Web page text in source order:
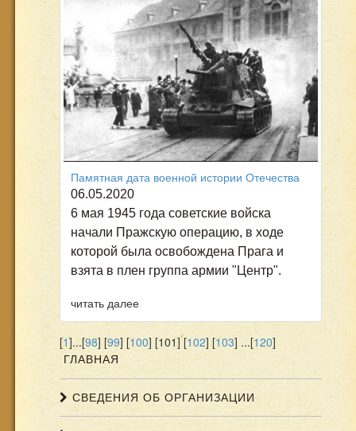
Памятная дата военной истории Отечества
06.05.2020
6 мая 1945 года советские войска
начали Пражскую операцию, в ходе
которой была освобождена Прага и
взята в плен группа армии "Центр".
читать далее
[1]...[98] [99] [100] [101] [102] [103] ...[120]
ГЛАВНАЯ
СВЕДЕНИЯ ОБ ОРГАНИЗАЦИИ